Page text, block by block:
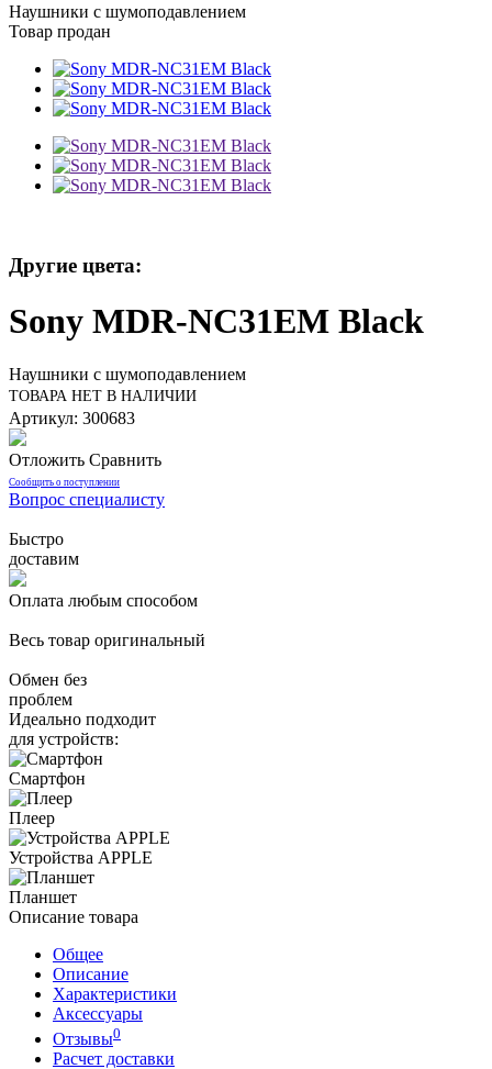
Наушники с шумоподавлением
Товар продан
Другие цвета:
Sony MDR-NC31EM Black
Наушники с шумоподавлением
ТОВАРА НЕТ В НАЛИЧИИ
Артикул: 300683
Отложить Сравнить
Сообщить о поступлении
Вопрос специалисту
Быстро
доставим
Оплата любым способом
Весь товар оригинальный
Обмен без
проблем
Идеально подходит
для устройств:
Смартфон
Плеер
Устройства APPLE
Планшет
Описание товара
Общее
Описание
Характеристики
Аксессуары
Отзывы0
Расчет доставки